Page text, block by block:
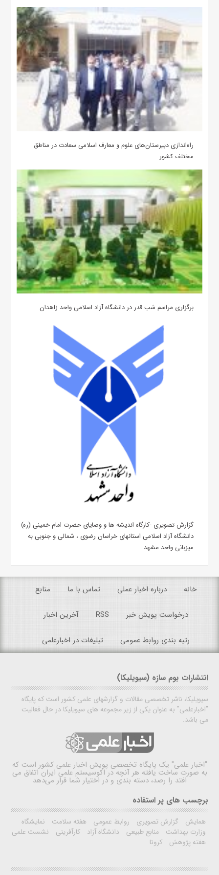
‌راه‌اندازی دبیرستان‌های علوم و معارف اسلامی سعادت در مناطق
مختلف کشور
برگزاری مراسم شب قدر در دانشگاه آزاد اسلامی واحد زاهدان
گزارش تصویری -کارگاه اندیشه ها و وصایای حضرت امام خمینی (ره)
دانشگاه آزاد اسلامی استانهای خراسان رضوی ، شمالی و جنوبی به
میزبانی واحد مشهد
خانه درباره اخبار عملی تماس با ما منابع
درخواست پویش خبر RSS آخرین اخبار
رتبه بندی روابط عمومی تبلیغات در اخبارعلمی
انتشارات بوم سازه (سیویلیکا)
سیویلیکا، ناشر تخصصی مقالات و گزارشهای علمی کشور است که پایگاه
"اخبارعلمی" به عنوان یکی از زیر مجموعه های سیویلیکا در حال فعالیت
می باشد.
"اخبار علمی" یک پایگاه تخصصی پویش اخبار علمی کشور است که
به صورت ساخت یافته هر آنچه در اکوسیستم علمی ایران اتفاق می
افتد را رصد، دسته بندی و در اختیار شما قرار می‌دهد
برچسب های پر استفاده
همایش گزارش تصویری روابط عمومی هفته سلامت
نمایشگاه
وزارت بهداشت
منابع طبیعی دانشگاه آزاد کارآفرینی
نشست علمی
هفته پژوهش
کرونا